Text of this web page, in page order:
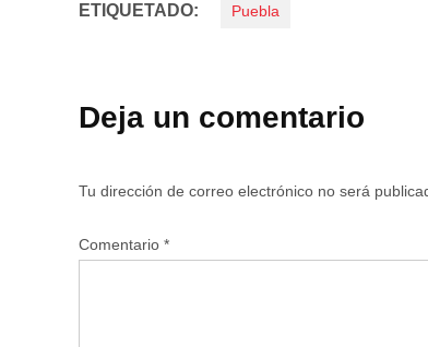
ETIQUETADO: Puebla
Deja un comentario
Tu dirección de correo electrónico no será
Comentario *